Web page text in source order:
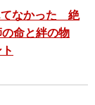
てなかった 絶
命と絆の物